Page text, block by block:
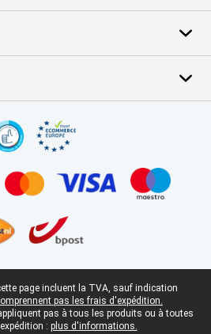
page incluent la TVA, sauf indication
pas les frais d'expédition.
pas à tous les produits ou à toutes
: plus d'informations.